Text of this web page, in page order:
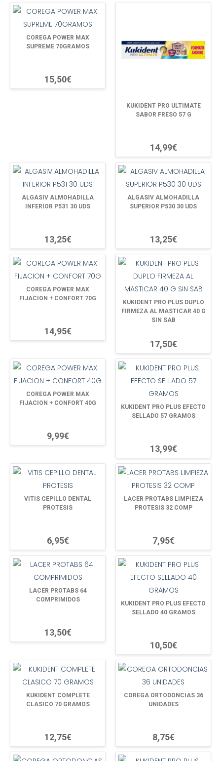
COREGA POWER MAX
SUPREME 70GRAMOS
15,50€
KUKIDENT PRO ULTIMATE
SABOR FRESO 57 G
14,99€
ALGASIV ALMOHADILLA
INFERIOR P531 30 UDS
13,25€
ALGASIV ALMOHADILLA
SUPERIOR P530 30 UDS
13,25€
COREGA POWER MAX
FIJACION + CONFORT 70G
14,95€
KUKIDENT PRO PLUS DUPLO
FIRMEZA AL MASTICAR 40 G
SIN SAB
17,50€
COREGA POWER MAX
FIJACION + CONFORT 40G
9,99€
KUKIDENT PRO PLUS EFECTO
SELLADO 57 GRAMOS
13,99€
VITIS CEPILLO DENTAL
PROTESIS
6,95€
LACER PROTABS LIMPIEZA
PROTESIS 32 COMP
7,95€
LACER PROTABS 64
COMPRIMIDOS
13,50€
KUKIDENT PRO PLUS EFECTO
SELLADO 40 GRAMOS
10,50€
KUKIDENT COMPLETE
CLASICO 70 GRAMOS
12,75€
COREGA ORTODONCIAS 36
UNIDADES
8,75€